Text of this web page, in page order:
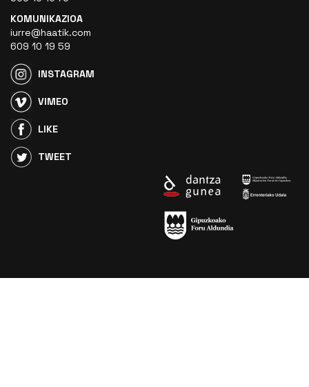
KOMUNIKAZIOA
iurre@haatik.com
609 10 19 59
INSTAGRAM
VIMEO
LIKE
TWEET